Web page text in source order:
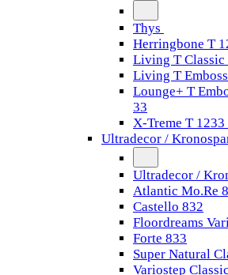
Thys
Herringbone T
Living T Classic
Living T
Lounge+ T
33
X-Treme T
Ultradecor /
Ultradecor /
Atlantic Mo.Re
Castello 832
Floordreams
Forte 833
Super Natural
Variostep